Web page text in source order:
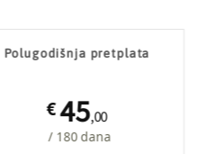
Polugodišnja pretplata
€45,00
/ 180 dana